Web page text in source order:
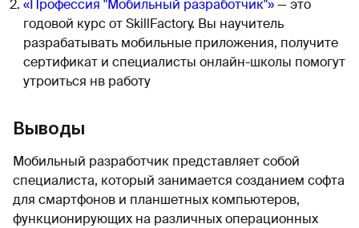
«Профессия "Мобильный разработчик"»— это
годовой курс от SkillFactory. Вы научитель
разрабатывать мобильные приложения, получите
сертификат и специалисты онлайн-школы помогут
утроиться нв работу
Выводы
Мобильный разработчик представляет собой
специалиста, который занимается созданием софта
для смартфонов и планшетных компьютеров,
функционирующих на различных операционных